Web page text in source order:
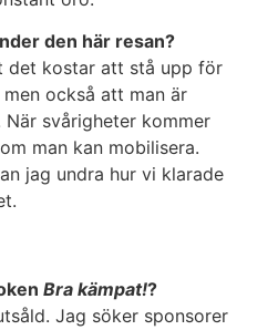
den här resan?
det kostar att stå upp för
också att man är
svårigheter kommer
man kan mobilisera.
jag undra hur vi klarade
Bra kämpat!?
Jag söker sponsorer